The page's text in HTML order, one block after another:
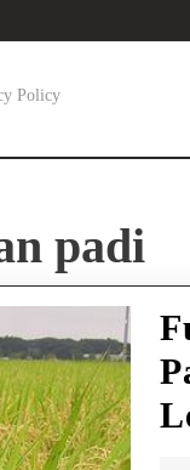
Policy
padi